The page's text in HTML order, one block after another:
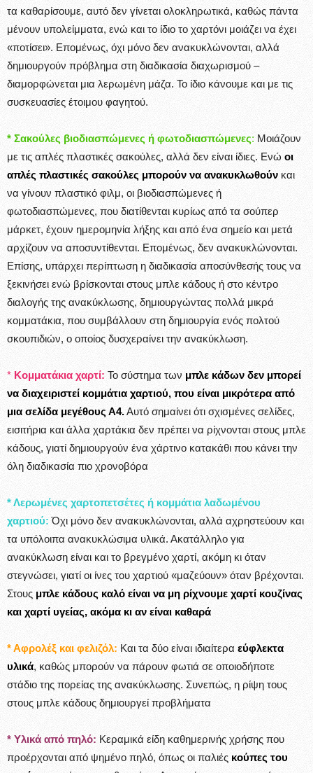
τα καθαρίσουμε, αυτό δεν γίνεται ολοκληρωτικά, καθώς πάντα
μένουν υπολείμματα, ενώ και το ίδιο το χαρτόνι μοιάζει να έχει
«ποτίσει». Επομένως, όχι μόνο δεν ανακυκλώνονται, αλλά
δημιουργούν πρόβλημα στη διαδικασία διαχωρισμού –
διαμορφώνεται μια λερωμένη μάζα. Το ίδιο κάνουμε και με τις
συσκευασίες έτοιμου φαγητού.
* Σακούλες βιοδιασπώμενες ή φωτοδιασπώμενες: Μοιάζουν
με τις απλές πλαστικές σακούλες, αλλά δεν είναι ίδιες. Ενώ οι
απλές πλαστικές σακούλες μπορούν να ανακυκλωθούν και
να γίνουν πλαστικό φιλμ, οι βιοδιασπώμενες ή
φωτοδιασπώμενες, που διατίθενται κυρίως από τα σούπερ
μάρκετ, έχουν ημερομηνία λήξης και από ένα σημείο και μετά
αρχίζουν να αποσυντίθενται. Επομένως, δεν ανακυκλώνονται.
Επίσης, υπάρχει περίπτωση η διαδικασία αποσύνθεσής τους να
ξεκινήσει ενώ βρίσκονται στους μπλε κάδους ή στο κέντρο
διαλογής της ανακύκλωσης, δημιουργώντας πολλά μικρά
κομματάκια, που συμβάλλουν στη δημιουργία ενός πολτού
σκουπιδιών, ο οποίος δυσχεραίνει την ανακύκλωση.
* Κομματάκια χαρτί: Το σύστημα των μπλε κάδων δεν μπορεί
να διαχειριστεί κομμάτια χαρτιού, που είναι μικρότερα από
μια σελίδα μεγέθους Α4.Αυτό σημαίνει ότι σχισμένες σελίδες,
εισιτήρια και άλλα χαρτάκια δεν πρέπει να ρίχνονται στους μπλε
κάδους, γιατί δημιουργούν ένα χάρτινο κατακάθι που κάνει την
όλη διαδικασία πιο χρονοβόρα
* Λερωμένες χαρτοπετσέτες ή κομμάτια λαδωμένου
χαρτιού: Όχι μόνο δεν ανακυκλώνονται, αλλά αχρηστεύουν και
τα υπόλοιπα ανακυκλώσιμα υλικά. Ακατάλληλο για
ανακύκλωση είναι και το βρεγμένο χαρτί, ακόμη κι όταν
στεγνώσει, γιατί οι ίνες του χαρτιού «μαζεύουν» όταν βρέχονται.
Στους μπλε κάδους καλό είναι να μη ρίχνουμε χαρτί κουζίνας
και χαρτί υγείας, ακόμα κι αν είναι καθαρά
* Αφρολέξ και φελιζόλ: Και τα δύο είναι ιδιαίτερα εύφλεκτα
υλικά, καθώς μπορούν να πάρουν φωτιά σε οποιοδήποτε
στάδιο της πορείας της ανακύκλωσης. Συνεπώς, η ρίψη τους
στους μπλε κάδους δημιουργεί προβλήματα
* Υλικά από πηλό: Κεραμικά είδη καθημερινής χρήσης που
προέρχονται από ψημένο πηλό, όπως οι παλιές κούπες του